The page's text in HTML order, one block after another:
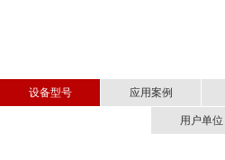
设备型号 应用案例
用户单位